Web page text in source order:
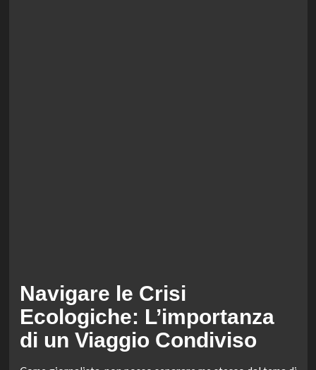
Navigare le Crisi
Ecologiche: L’importanza
di un Viaggio Condiviso